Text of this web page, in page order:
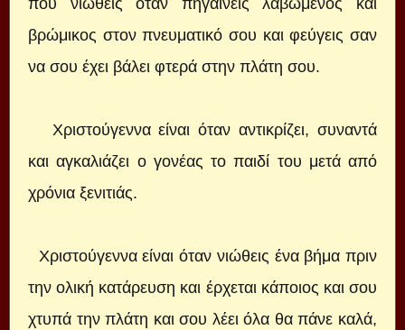
που νιώθεις όταν πηγαίνεις λαβωμένος και
βρώμικος στον πνευματικό σου και φεύγεις σαν
να σου έχει βάλει φτερά στην πλάτη σου.
Χριστούγεννα είναι όταν αντικρίζει, συναντά
και αγκαλιάζει ο γονέας το παιδί του μετά από
χρόνια ξενιτιάς.
Χριστούγεννα είναι όταν νιώθεις ένα βήμα πριν
την ολική κατάρευση και έρχεται κάποιος και σου
χτυπά την πλάτη και σου λέει όλα θα πάνε καλά,